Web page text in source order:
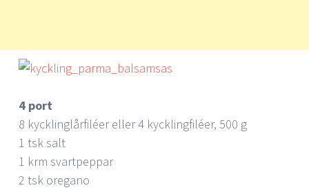
4 port
8 kycklinglårfiléer eller 4 kycklingfiléer, 500 g
1 tsk salt
1 krm svartpeppar
2 tsk oregano